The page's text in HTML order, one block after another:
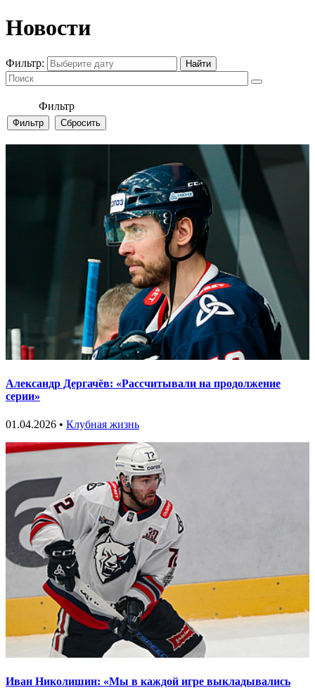
Новости
Фильтр:
Фильтр
Александр Дергачёв: «Рассчитывали на продолжение
серии»
01.04.2026 • Клубная жизнь
Иван Николишин: «Мы в каждой игре выкладывались